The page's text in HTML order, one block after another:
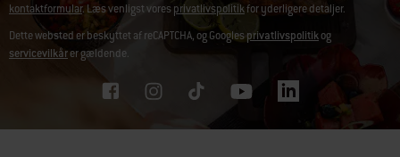
kontaktformular. Læs venligst voresprivatlivspolitikfor yderligere detaljer.
Dette websted er beskyttet af reCAPTCHA, og Googlesprivatlivspolitikog
servicevilkårer gældende.